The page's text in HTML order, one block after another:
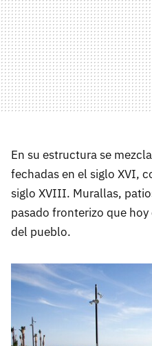
En su estructura se
fechadas en el siglo XVI,
siglo XVIII. Murallas,
pasado fronterizo que
del pueblo.